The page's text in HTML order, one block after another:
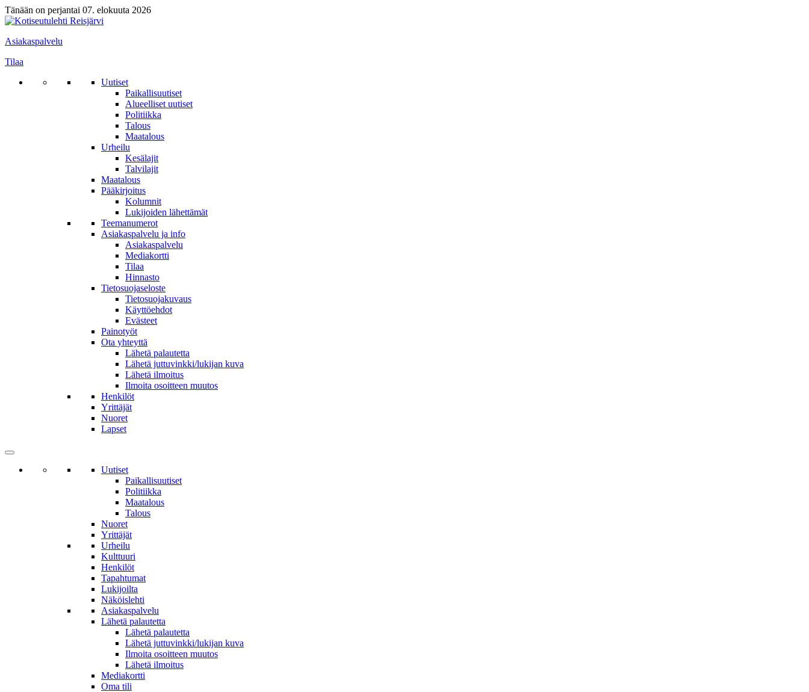
Tänään on perjantai 07. elokuuta 2026
Asiakaspalvelu
Tilaa
Uutiset
Paikallisuutiset
Alueelliset uutiset
Politiikka
Talous
Maatalous
Urheilu
Kesälajit
Talvilajit
Maatalous
Pääkirjoitus
Kolumnit
Lukijoiden lähettämät
Teemanumerot
Asiakaspalvelu ja info
Asiakaspalvelu
Mediakortti
Tilaa
Hinnasto
Tietosuojaseloste
Tietosuojakuvaus
Käyttöehdot
Evästeet
Painotyöt
Ota yhteyttä
Lähetä palautetta
Lähetä juttuvinkki/lukijan kuva
Lähetä ilmoitus
Ilmoita osoitteen muutos
Henkilöt
Yrittäjät
Nuoret
Lapset
Uutiset
Paikallisuutiset
Politiikka
Maatalous
Talous
Nuoret
Yrittäjät
Urheilu
Kulttuuri
Henkilöt
Tapahtumat
Lukijoilta
Näköislehti
Asiakaspalvelu
Lähetä palautetta
Lähetä palautetta
Lähetä juttuvinkki/lukijan kuva
Ilmoita osoitteen muutos
Lähetä ilmoitus
Mediakortti
Oma tili